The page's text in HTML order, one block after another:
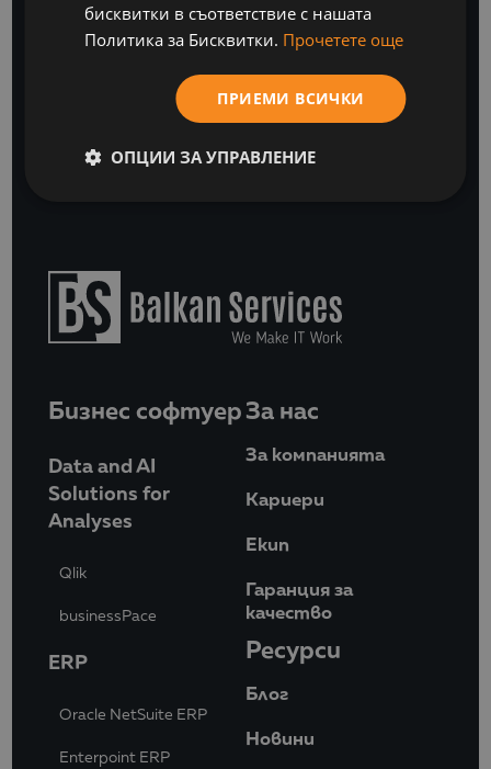
или
Бизнес софтуер
Data and AI
Solutions for
Analyses
Qlik
businessPace
ERP
Oracle NetSuite ERP
Enterpoint ERP
За нас
За компанията
Кариери
Eкип
Гаранция за
качество
Ресурси
Блог
Новини
бисквитки в съответствие с нашата
Политика за Бисквитки. Прочетете още
ПРИЕМИ ВСИЧКИ
ОПЦИИ ЗА УПРАВЛЕНИЕ